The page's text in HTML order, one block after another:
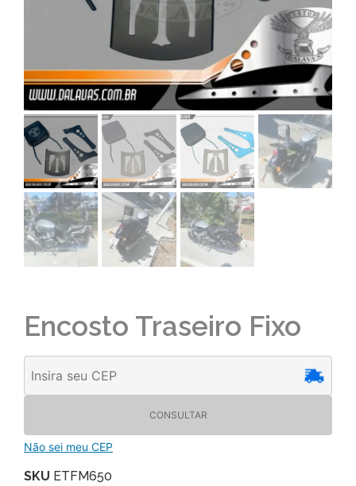
Encosto Traseiro Fixo
CONSULTAR
Não sei meu CEP
SKU ETFM650